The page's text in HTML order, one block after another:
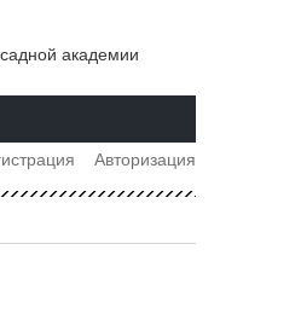
академии
Авторизация